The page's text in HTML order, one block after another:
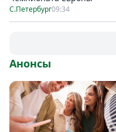
С.Петербург09:34
Анонсы